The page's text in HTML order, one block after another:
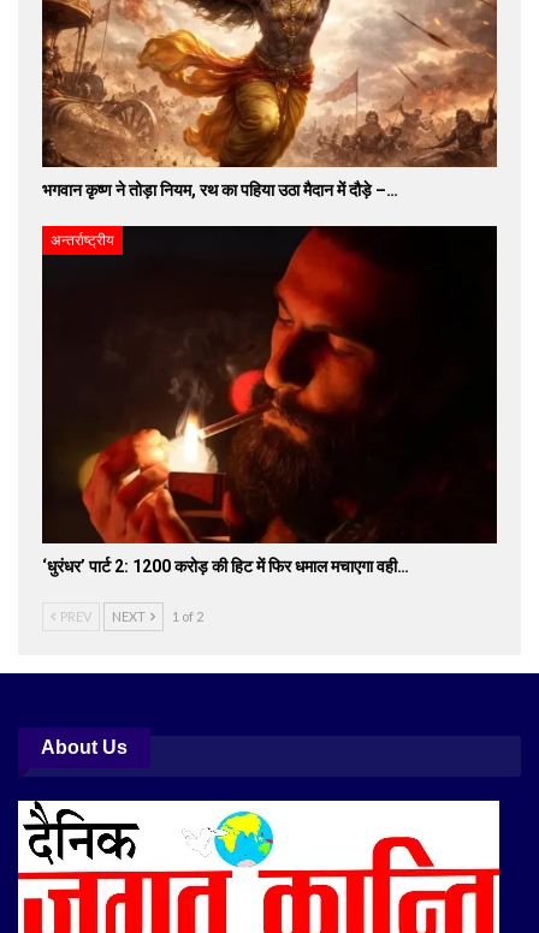
भगवान कृष्ण ने तोड़ा नियम, रथ का पहिया उठा मैदान में दौड़े –…
अन्तर्राष्ट्रीय
‘धुरंधर’ पार्ट 2: 1200 करोड़ की हिट में फिर धमाल मचाएगा वही…
PREV NEXT 1 of 2
About Us